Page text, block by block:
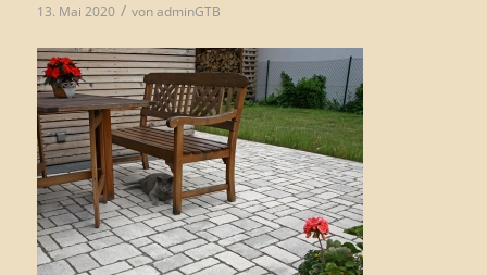
13. Mai 2020 / vonadminGTB